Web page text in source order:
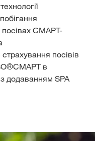
посівах СМАРТ-
посівів
в
додаванням SPA